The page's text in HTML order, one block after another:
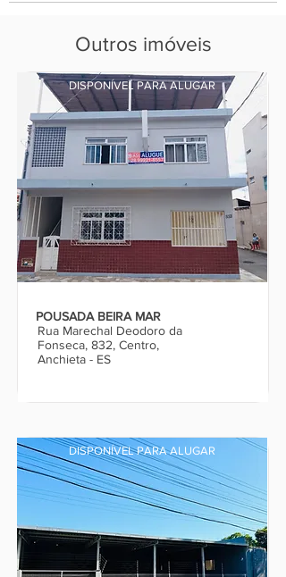
Outros imóveis
DISPONÍVEL PARA ALUGAR
POUSADA BEIRA MAR
Rua Marechal Deodoro da
Fonseca, 832, Centro,
Anchieta - ES
DISPONÍVEL PARA ALUGAR